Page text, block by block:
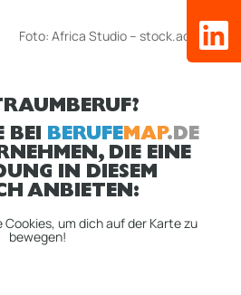
Foto: Africa Studio – stock.adobe.com
BEI BERUFEMAP.DE
DIE EINE
IN DIESEM
ANBIETEN:
Cookies, um dich auf der Karte zu
bewegen!